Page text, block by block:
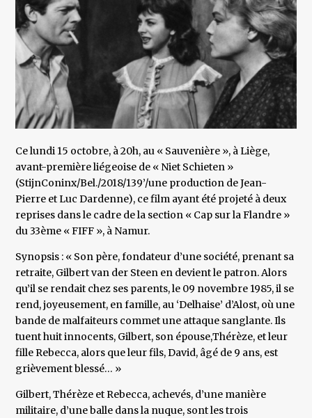
Ce lundi 15 octobre, à 20h, au « Sauvenière », à Liège,
avant-première liégeoise de « Niet Schieten »
(StijnConinx/Bel./2018/139’/une production de Jean-
Pierre et Luc Dardenne), ce film ayant été projeté à deux
reprises dans le cadre de la section « Cap sur la Flandre »
du 33ème « FIFF », à Namur.
Synopsis : « Son père, fondateur d’une société, prenant sa
retraite, Gilbert van der Steen en devient le patron. Alors
qu’il se rendait chez ses parents, le 09 novembre 1985, il se
rend, joyeusement, en famille, au ‘Delhaise’ d’Alost, où une
bande de malfaiteurs commet une attaque sanglante. Ils
tuent huit innocents, Gilbert, son épouse,Thérèze, et leur
fille Rebecca, alors que leur fils, David, âgé de 9 ans, est
grièvement blessé… »
Gilbert, Thérèze et Rebecca, achevés, d’une manière
militaire, d’une balle dans la nuque, sont les trois